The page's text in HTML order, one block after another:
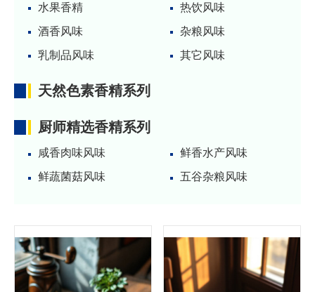
水果香精
热饮风味
酒香风味
杂粮风味
乳制品风味
其它风味
天然色素香精系列
厨师精选香精系列
咸香肉味风味
鲜香水产风味
鲜蔬菌菇风味
五谷杂粮风味